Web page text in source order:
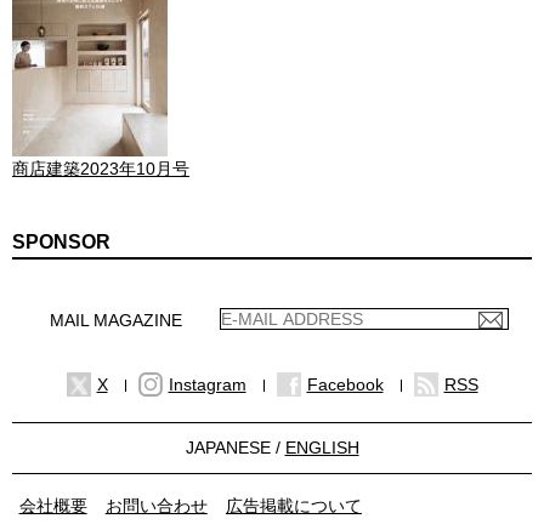
商店建築2023年10月号
SPONSOR
MAIL MAGAZINE
X Instagram Facebook RSS
JAPANESE / ENGLISH
会社概要 お問い合わせ 広告掲載について